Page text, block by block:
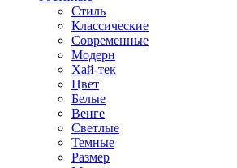
Стиль
Классические
Современные
Модерн
Хай-тек
Цвет
Белые
Венге
Светлые
Темные
Размер